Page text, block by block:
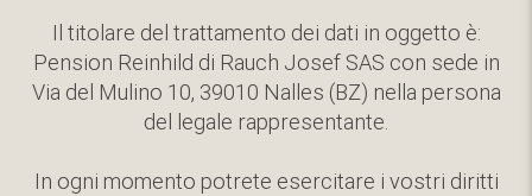
Il titolare del trattamento dei dati in oggetto è:
Pension Reinhild di Rauch Josef SAS con sede in
Via del Mulino 10, 39010 Nalles (BZ) nella persona
del legale rappresentante.
In ogni momento potrete esercitare i vostri diritti